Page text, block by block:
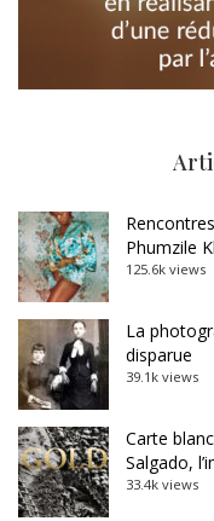
Phumzile
125.6k views
La
disparue
39.1k views
Carte
Salgado,
33.4k views